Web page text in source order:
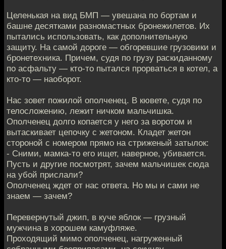
Целенькая на вид БМП — увешана по бортам и
башне десятками разномастных бронежилетов. Их
пытались использовать, как дополнительную
защиту. На самой дороге — обгоревшие грузовики и
бронетехника. Причем, судя по грузу раскиданному
по асфальту — кто-то пытался прорваться в котел, а
кто-то — наоборот.
Нас зовет пожилой ополченец. В кювете, судя по
телосложению, лежит ничком мальчишка.
Ополченец долго копается у него за воротом и
вытаскивает цепочку с жетоном. Кладет жетон
стороной с номером прямо на стриженый затылок:
- Сними, мамка-то его ищет, наверное, убивается.
Пусть и другие посмотрят, зачем мальчишек сюда
на убой прислали?
Ополченец ждет от нас ответа. Но мы и сами не
знаем — зачем?
Перевернутый джип, в куче яблок — грузный
мужчина в хорошем камуфляже.
Проходящий мимо ополченец, нагруженный